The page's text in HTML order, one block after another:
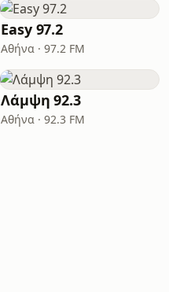
Easy 97.2
Αθήνα · 97.2 FM
Λάμψη 92.3
Αθήνα · 92.3 FM